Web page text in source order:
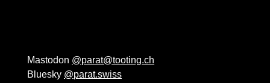
Mastodon @parat@tooting.ch
Bluesky @parat.swiss